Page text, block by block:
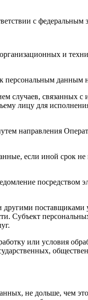
с федеральным
и
персональным данным
случаев, связанных
лицу для
направления
если иной срок
посредством
поставщиками
Субъект
или условия
не дольше, чем